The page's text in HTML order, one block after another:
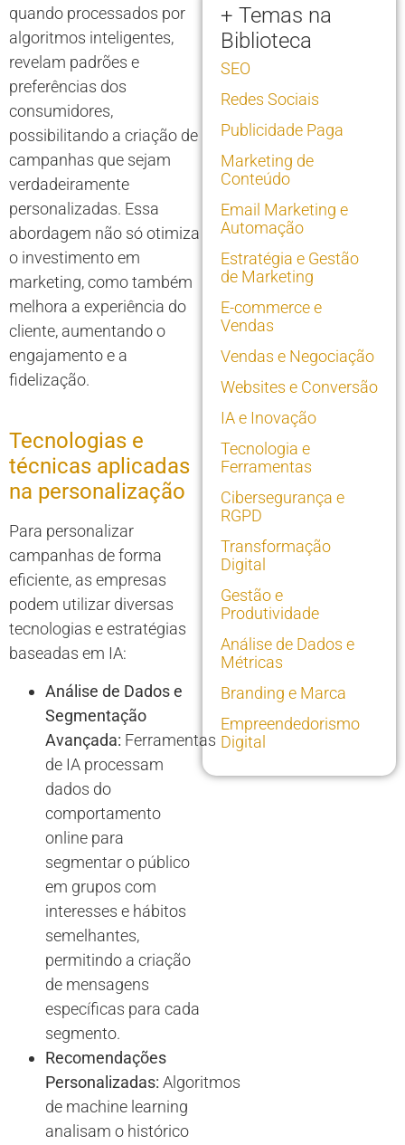
quando processados por
algoritmos inteligentes,
revelam padrões e
preferências dos
consumidores,
possibilitando a criação de
campanhas que sejam
verdadeiramente
personalizadas. Essa
abordagem não só otimiza
o investimento em
marketing, como também
melhora a experiência do
cliente, aumentando o
engajamento e a
fidelização.
Tecnologias e
técnicas aplicadas
na personalização
Para personalizar
campanhas de forma
eficiente, as empresas
podem utilizar diversas
tecnologias e estratégias
baseadas em IA:
Análise de Dados e
Segmentação
Avançada: Ferramentas
de IA processam
dados do
comportamento
online para
segmentar o público
em grupos com
interesses e hábitos
semelhantes,
permitindo a criação
de mensagens
específicas para cada
segmento.
Recomendações
Personalizadas: Algoritmos
de machine learning
analisam o histórico
+ Temas na
Biblioteca
SEO
Redes Sociais
Publicidade Paga
Marketing de
Conteúdo
Email Marketing e
Automação
Estratégia e Gestão
de Marketing
E-commerce e
Vendas
Vendas e Negociação
Websites e Conversão
IA e Inovação
Tecnologia e
Ferramentas
Cibersegurança e
RGPD
Transformação
Digital
Gestão e
Produtividade
Análise de Dados e
Métricas
Branding e Marca
Empreendedorismo
Digital